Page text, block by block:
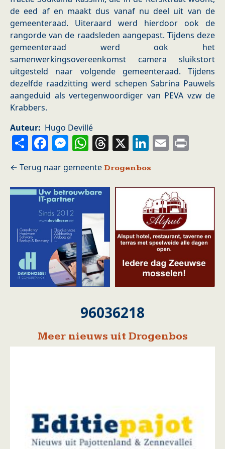
de eed af en maakt dus vanaf nu deel uit van de
gemeenteraad. Uiteraard werd hierdoor ook de
rangorde van de raadsleden aangepast. Tijdens deze
gemeenteraad werd ook het
samenwerkingsovereenkomst camera sluikstort
uitgesteld naar volgende gemeenteraad. Tijdens
dezelfde raadzitting werd schepen Sabrina Pauwels
aangeduid als vertegenwoordiger van PEVA vzw de
Krabbers.
Auteur
Hugo Devillé
ShareFacebook
Messenger
WhatsApp
Threads
X LinkedIn
Email
Drogenbos
96036218
Meer nieuws uit Drogenbos